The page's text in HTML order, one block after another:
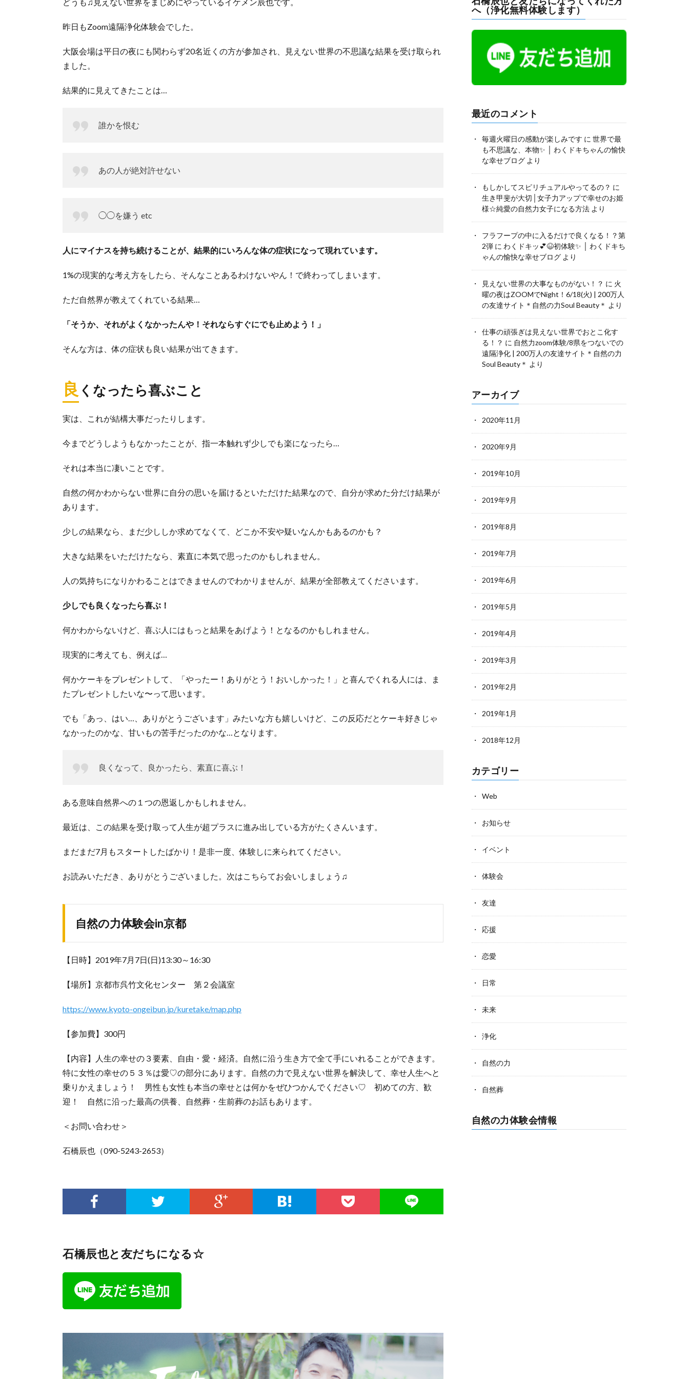
昨日もZoom遠隔浄化体験会でした。
大阪会場は平日の夜にも関わらず20名近くの方が参加され、見えない世界の不思議な結果を受け取られ
ました。
結果的に見えてきたことは…
誰かを恨む
あの人が絶対許せない
◯◯を嫌う etc
人にマイナスを持ち続けることが、結果的にいろんな体の症状になって現れています。
1%の現実的な考え方をしたら、そんなことあるわけないやん！で終わってしまいます。
ただ自然界が教えてくれている結果…
「そうか、それがよくなかったんや！それならすぐにでも止めよう！」
そんな方は、体の症状も良い結果が出てきます。
良 くなったら喜ぶこと
実は、これが結構大事だったりします。
今までどうしようもなかったことが、指一本触れず少しでも楽になったら…
それは本当に凄いことです。
自然の何かわからない世界に自分の思いを届けるといただけた結果なので、自分が求めた分だけ結果が
あります。
少しの結果なら、まだ少ししか求めてなくて、どこか不安や疑いなんかもあるのかも？
大きな結果をいただけたなら、素直に本気で思ったのかもしれません。
人の気持ちになりかわることはできませんのでわかりませんが、結果が全部教えてくださいます。
少しでも良くなったら喜ぶ！
何かわからないけど、喜ぶ人にはもっと結果をあげよう！となるのかもしれません。
現実的に考えても、例えば…
何かケーキをプレゼントして、「やったー！ありがとう！おいしかった！」と喜んでくれる人には、ま
たプレゼントしたいな〜って思います。
でも「あっ、はい…、ありがとうございます」みたいな方も嬉しいけど、この反応だとケーキ好きじゃ
なかったのかな、甘いもの苦手だったのかな…となります。
良くなって、良かったら、素直に喜ぶ！
ある意味自然界への１つの恩返しかもしれません。
最近は、この結果を受け取って人生が超プラスに進み出している方がたくさんいます。
まだまだ7月もスタートしたばかり！是非一度、体験しに来られてください。
お読みいただき、ありがとうございました。次はこちらてお会いしましょう♫
自然の力体験会in京都
【日時】2019年7月7日(日)13:30～16:30
【場所】京都市呉竹文化センター 第２会議室
https://www.kyoto-ongeibun.jp/kuretake/map.php
【参加費】300円
【内容】人生の幸せの３要素、自由・愛・経済。自然に沿う生き方で全て手にいれることができます。
特に女性の幸せの５３％は愛♡の部分にあります。自然の力で見えない世界を解決して、幸せ人生へと
乗りかえましょう！ 男性も女性も本当の幸せとは何かをぜひつかんでください♡ 初めての方、歓
迎！ 自然に沿った最高の供養、自然葬・生前葬のお話もあります。
＜お問い合わせ＞
石橋辰也（090-5243-2653）
石橋辰也と友だちになる☆
へ（浄化無料体験します）
最近のコメント
毎週火曜日の感動が楽しみです に 世界で最
も不思議な、本物✨ │ わくドキちゃんの愉快
な幸せブログより
もしかしてスピリチュアルやってるの？ に
生き甲斐が大切│女子力アップで幸せのお姫
様☆純愛の自然力女子になる方法より
フラフープの中に入るだけで良くなる！？第
2弾に わくドキッ💕😆初体験✨ │ わくドキち
ゃんの愉快な幸せブログより
見えない世界の大事なものがない！？ に 火
曜の夜はZOOMでNight！6/18(火) | 200万人
の友達サイト＊自然の力Soul Beauty＊ より
仕事の頑張ぎは見えない世界でおとこ化す
る！？ に 自然力zoom体験/8県をつないでの
遠隔浄化 | 200万人の友達サイト＊自然の力
Soul Beauty＊ より
アーカイブ
2020年11月
2020年9月
2019年10月
2019年9月
2019年8月
2019年7月
2019年6月
2019年5月
2019年4月
2019年3月
2019年2月
2019年1月
2018年12月
カテゴリー
Web
お知らせ
イベント
体験会
友達
応援
恋愛
日常
未来
浄化
自然の力
自然葬
自然の力体験会情報